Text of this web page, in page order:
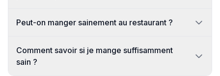
Peut-on manger sainement au restaurant ?
Comment savoir si je mange suffisamment
sain ?